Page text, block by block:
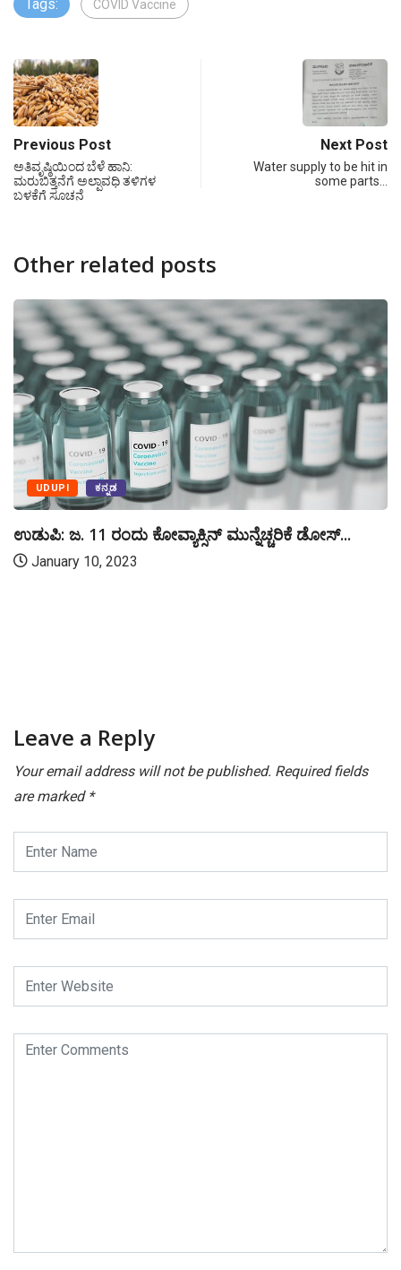
Tags: COVID Vaccine
Previous Post
ಅತಿವೃಷ್ಠಿಯಿಂದ ಬೆಳೆ ಹಾನಿ:
ಮರುಬಿತ್ತನೆಗೆ ಅಲ್ಪಾವಧಿ ತಳಿಗಳ
ಬಳಕೆಗೆ ಸೂಚನೆ
Next Post
Water supply to be hit in
some parts…
Other related posts
UDUPI ಕನ್ನಡ
ಉಡುಪಿ: ಜ. 11 ರಂದು ಕೋವ್ಯಾಕ್ಸಿನ್ ಮುನ್ನೆಚ್ಚರಿಕೆ ಡೋಸ್...
January 10, 2023
Leave a Reply
Your email address will not be published. Required fields
are marked *